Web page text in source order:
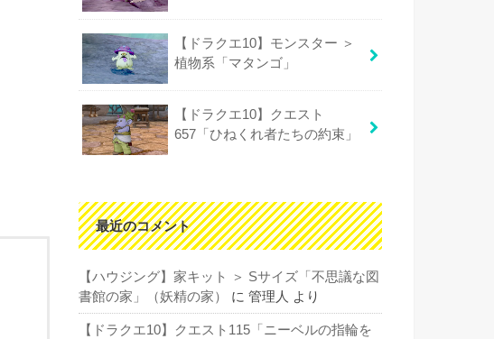
【ドラクエ10】モンスター ＞
植物系「マタンゴ」
【ドラクエ10】クエスト
657「ひねくれ者たちの約束」
最近のコメント
【ハウジング】家キット ＞ Sサイズ「不思議な図
書館の家」（妖精の家）
に 管理人 より
【ドラクエ10】クエスト115「ニーベルの指輪を